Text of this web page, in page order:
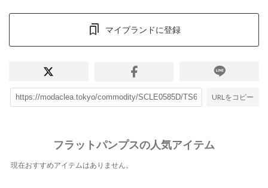
マイブランドに登録
URLをコピー
フラットパンプスの人気アイテム
現在おすすめアイテムはありません。